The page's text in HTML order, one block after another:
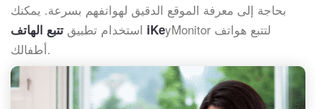
بحاجة إلى معرفة الموقع الدقيق لهواتفهم بسرعة. يمكنك
استخدام تطبيق تتبع الهاتف iKeyMonitor لتتبع هواتف
أطفالك.